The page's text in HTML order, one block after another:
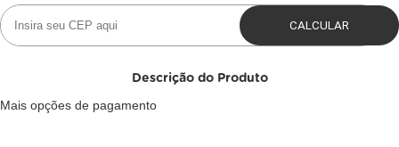
Descrição do Produto
Mais opções de pagamento